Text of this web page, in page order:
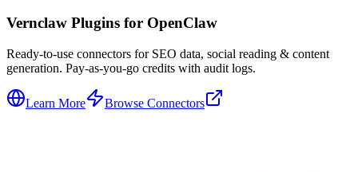
Vernclaw Plugins for OpenClaw
Ready-to-use connectors for SEO data, social reading & content
generation. Pay-as-you-go credits with audit logs.
Learn More Browse Connectors